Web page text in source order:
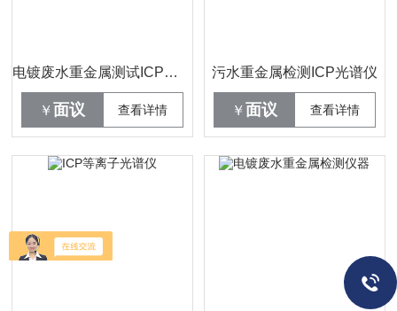
电镀废水重金属测试ICP光谱仪
￥ 面议 查看详情
污水重金属检测ICP光谱仪
￥ 面议 查看详情